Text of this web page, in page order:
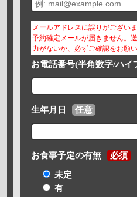
メールアドレスに誤りがござい
予約確定メールが届きません。
力がないか、必ずご確認をお願
お電話番号(半角数字/ハイ
生年月日 任意
お食事予定の有無 必須
未定
有